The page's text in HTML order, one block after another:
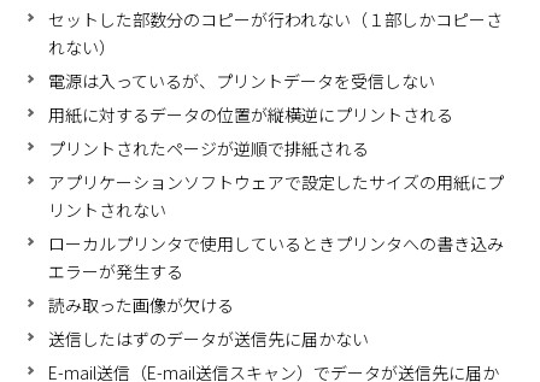
セットした部数分のコピーが行われない（１部しかコピーさ
れない）
電源は入っているが、プリントデータを受信しない
用紙に対するデータの位置が縦横逆にプリントされる
プリントされたページが逆順で排紙される
アプリケーションソフトウェアで設定したサイズの用紙にプ
リントされない
ローカルプリンタで使用しているときプリンタへの書き込み
エラーが発生する
読み取った画像が欠ける
送信したはずのデータが送信先に届かない
E-mail送信（E-mail送信スキャン）でデータが送信先に届か